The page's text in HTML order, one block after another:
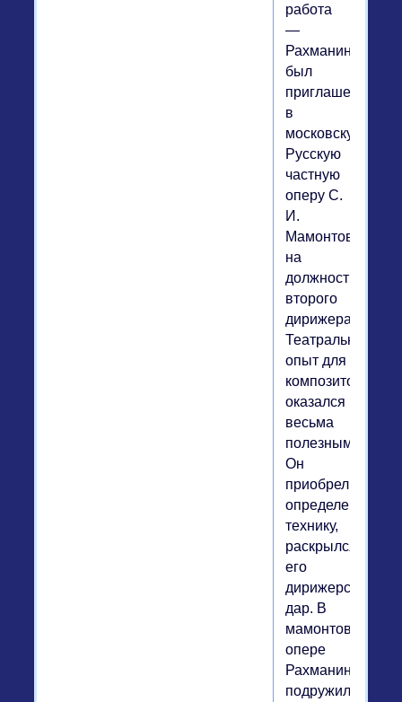
работа
—
Рахманинов
был
приглашен
в
московскую
Русскую
частную
оперу С.
И.
Мамонтова
на
должность
второго
дирижера.
Театральный
опыт для
композитора
оказался
весьма
полезным.
Он
приобрел
определенную
технику,
раскрылся
его
дирижерский
дар. В
мамонтовской
опере
Рахманинов
подружился